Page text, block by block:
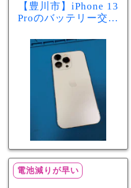
【豊川市】iPhone 13
Proのバッテリー交換
が早い症状も当日90
分で改善
電池減りが早い